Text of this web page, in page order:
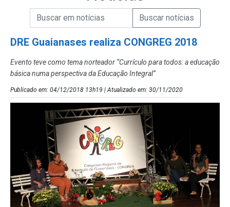
Campo de Busca de Notícias
Campo de Busca de informaçõesEnviar a Busca de Notícias
DRE Guaianases realiza CONGREG 2018
Evento teve como tema norteador “Currículo para todos: a educação
básica numa perspectiva da Educação Integral”
Publicado em: 04/12/2018 13h19 | Atualizado em: 30/11/2020